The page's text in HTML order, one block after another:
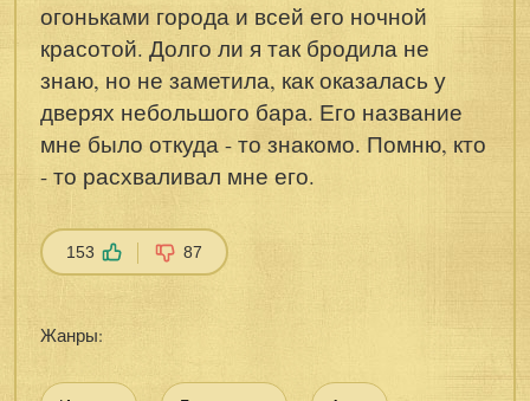
огоньками города и всей его ночной
красотой. Долго ли я так бродила не
знаю, но не заметила, как оказалась у
дверях небольшого бара. Его название
мне было откуда - то знакомо. Помню, кто
- то расхваливал мне его.
153 87
Жанры: